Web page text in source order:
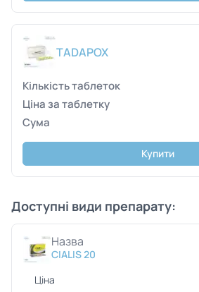
TADAPOX
Купити
Доступні види препарату:
Назва
CIALIS 20
Ціна